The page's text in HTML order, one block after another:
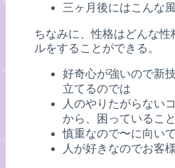
三ヶ月後にはこんな
ちなみに、性格はどんな
ルをすることができる。
好奇心が強いので新
立てるのでは
人のやりたがらない
から、困っているこ
慎重なので〜に向い
人が好きなのでお客